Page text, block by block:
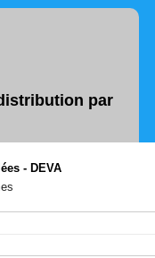
par
- DEVA